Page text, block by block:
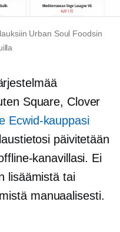
Urban Soul Foodsin
Square, Clover
Ecwid-kauppasi
päivitetään
kanavillasi. Ei
lisäämistä tai
manuaalisesti.